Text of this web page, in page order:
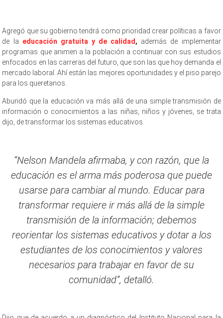
Agregó que su gobierno tendrá como prioridad crear políticas a favor
de la educación gratuita y de calidad , además de implementar
programas que animen a la población a continuar con sus estudios
enfocados en las carreras del futuro, que son las que hoy demanda el
mercado laboral. Ahí están las mejores oportunidades y el piso parejo
para los queretanos.
Abundó que la educación va más allá de una simple transmisión de
información o conocimientos a las niñas, niños y jóvenes, se trata
dijo, de transformar los sistemas educativos.
“Nelson Mandela afirmaba, y con razón, que la
educación es el arma más poderosa que puede
usarse para cambiar al mundo. Educar para
transformar requiere ir más allá de la simple
transmisión de la información; debemos
reorientar los sistemas educativos y dotar a los
estudiantes de los conocimientos y valores
necesarios para trabajar en favor de su
comunidad”, detalló.